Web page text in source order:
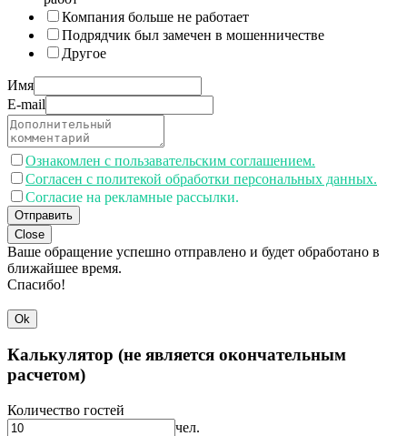
Компания больше не работает
Подрядчик был замечен в мошенничестве
Другое
Имя
E-mail
Ознакомлен с пользавательским соглашением.
Согласен с политекой обработки персональных данных.
Согласие на рекламные рассылки.
Отправить
Close
Ваше обращение успешно отправлено и будет обработано в
ближайшее время.
Спасибо!
Ok
Калькулятор (не является окончательным
расчетом)
Количество гостей
чел.